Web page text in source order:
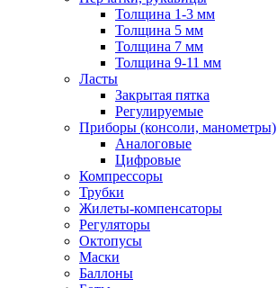
Толщина 1-3 мм
Толщина 5 мм
Толщина 7 мм
Толщина 9-11 мм
Ласты
Закрытая пятка
Регулируемые
Приборы (консоли, манометры)
Аналоговые
Цифровые
Компрессоры
Трубки
Жилеты-компенсаторы
Регуляторы
Октопусы
Маски
Баллоны